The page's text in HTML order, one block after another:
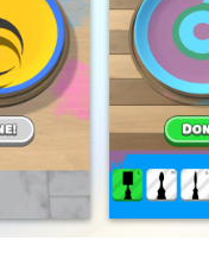
Co.,Ltd. is een app
versie 10.0 of hoger,
leeftijden vanaf
4 jaar.
op 8 Aug